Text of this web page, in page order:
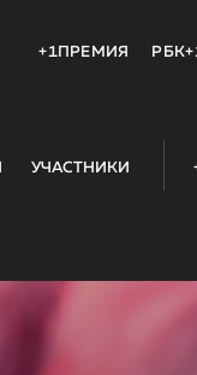
+1ПРЕМИЯ
УЧАСТНИКИ